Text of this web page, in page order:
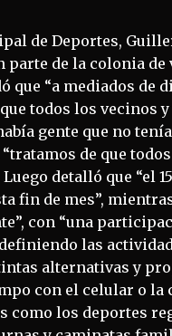
de Deportes,
parte de la colonia
que “a mediados
todos los vecinos
gente que no
de que
detalló que “el
fin de mes”, mientras
con “una
las
alternativas y
con el celular o
como los deportes